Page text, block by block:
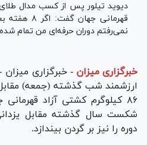
قهرمانی
نمی‌رفتم دوران حرفه‌ای من تمام
خبرگزاری میزان - خبرگزاری
ارزشمند شب گذشته (جمعه)
۸۶ کیلوگرم کشتی آزاد
شکست سال گذشته مقابل
دوره را نیز بر گردن بیندازد.